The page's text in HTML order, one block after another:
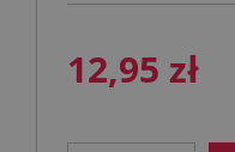
12,95 zł